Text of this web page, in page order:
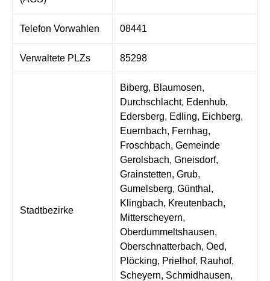
Telefon Vorwahlen 08441
Verwaltete PLZs 85298
Stadtbezirke
Biberg, Blaumosen,
Durchschlacht, Edenhub,
Edersberg, Edling, Eichberg,
Euernbach, Fernhag,
Froschbach, Gemeinde
Gerolsbach, Gneisdorf,
Grainstetten, Grub,
Gumelsberg, Günthal,
Klingbach, Kreutenbach,
Mitterscheyern,
Oberdummeltshausen,
Oberschnatterbach, Oed,
Plöcking, Prielhof, Rauhof,
Scheyern, Schmidhausen,